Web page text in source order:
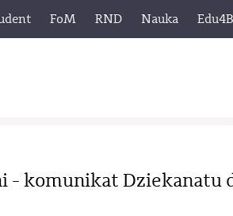
FoM RND Nauka
- komunikat Dziekanatu